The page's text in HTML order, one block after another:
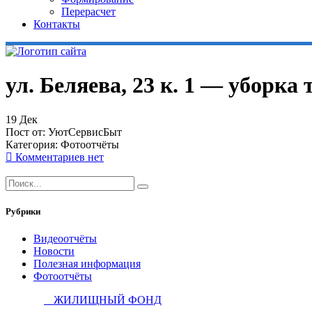
Перерасчет
Контакты
ул. Беляева, 23 к. 1 — уборка
19 Дек
Пост от: УютСервисБыт
Категория: Фотоотчёты
Комментариев нет
Рубрики
Видеоотчёты
Новости
Полезная информация
Фотоотчёты
ЖИЛИЩНЫЙ ФОНД